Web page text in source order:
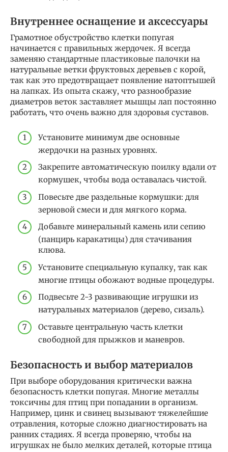
Внутреннее оснащение и аксессуары
Грамотное обустройство клетки попугая
начинается с правильных жердочек. Я всегда
заменяю стандартные пластиковые палочки на
натуральные ветки фруктовых деревьев с корой,
так как это предотвращает появление натоптышей
на лапках. Из опыта скажу, что разнообразие
диаметров веток заставляет мышцы лап постоянно
работать, что очень важно для здоровья суставов.
Установите минимум две основные
жердочки на разных уровнях.
Закрепите автоматическую поилку вдали от
кормушек, чтобы вода оставалась чистой.
Повесьте две раздельные кормушки: для
зерновой смеси и для мягкого корма.
Добавьте минеральный камень или сепию
(панцирь каракатицы) для стачивания
клюва.
Установите специальную купалку, так как
многие птицы обожают водные процедуры.
Подвесьте 2-3 развивающие игрушки из
натуральных материалов (дерево, сизаль).
Оставьте центральную часть клетки
свободной для прыжков и маневров.
Безопасность и выбор материалов
При выборе оборудования критически важна
безопасность клетки попугая. Многие металлы
токсичны для птиц при попадании в организм.
Например, цинк и свинец вызывают тяжелейшие
отравления, которые сложно диагностировать на
ранних стадиях. Я всегда проверяю, чтобы на
игрушках не было мелких деталей, которые птица